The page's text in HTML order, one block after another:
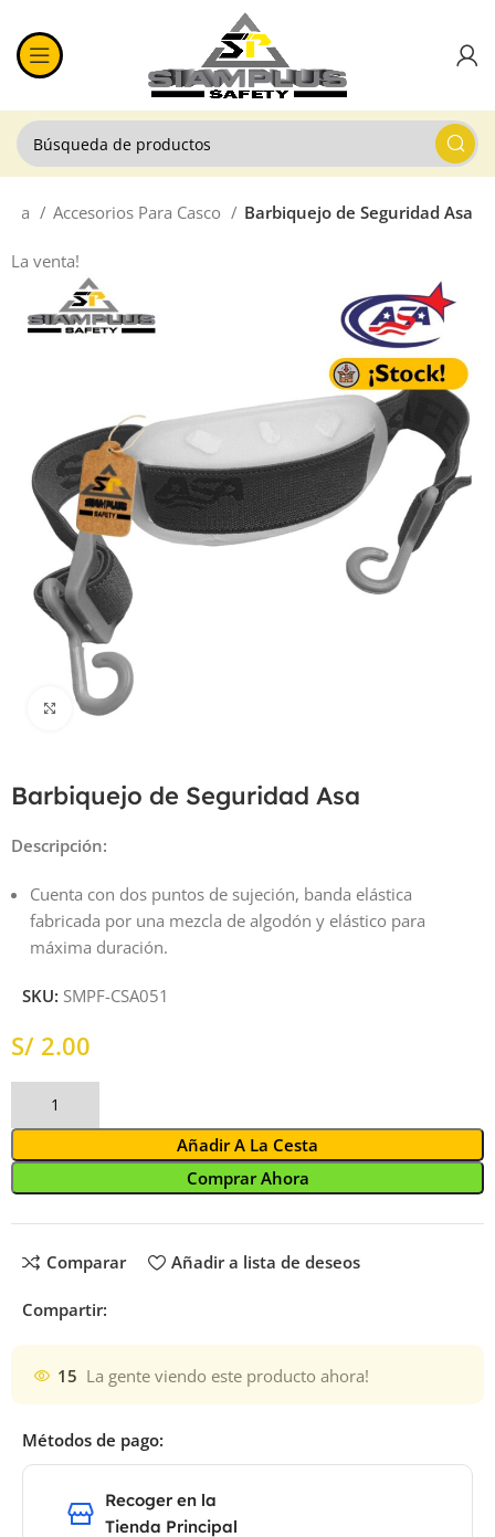
Accesorios Para Casco Barbiquejo de Seguridad Asa
La venta!
Haga Click para agrandar
Barbiquejo de Seguridad Asa
Descripción:
Cuenta con dos puntos de sujeción, banda elástica
fabricada por una mezcla de algodón y elástico para
máxima duración.
SKU: SMPF-CSA051
S/
Añadir A La Cesta
Comprar Ahora
Comparar Añadir a lista de deseos
Compartir:
15 La gente viendo este producto ahora!
Métodos de pago:
Recoger en la
Tienda Principal